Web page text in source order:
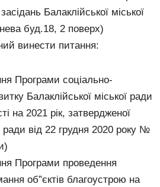
Балаклійської міської
буд.18, 2 поверх)
винести питання:
Програми соціально-
Балаклійської міської ради
на 2021 рік, затвердженої
ради від 22 грудня 2020 року №
Програми проведення
об”єктів благоустрою на